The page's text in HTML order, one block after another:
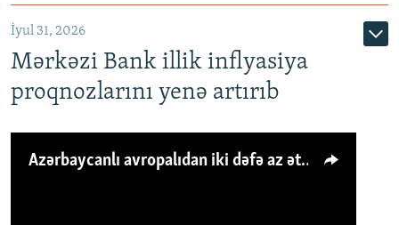
İyul 31, 2026
Mərkəzi Bank illik inflyasiya
proqnozlarını yenə artırıb
Azərbaycanlı avropalıdan iki dəfə az ət yeyir, amma... 'Qiymət artımı qaçılmazdır'